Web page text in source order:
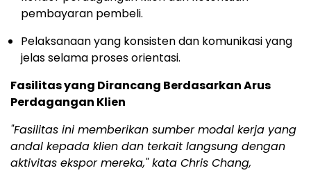
pembayaran pembeli.
Pelaksanaan yang konsisten dan komunikasi yang
jelas selama proses orientasi.
Fasilitas yang Dirancang Berdasarkan Arus
Perdagangan Klien
"Fasilitas ini memberikan sumber modal kerja yang
andal kepada klien dan terkait langsung dengan
aktivitas ekspor mereka," kata Chris Chang,